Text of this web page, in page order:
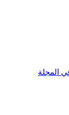
المجلة